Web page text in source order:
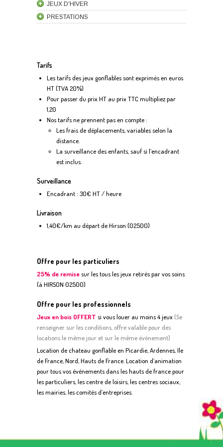
JEUX D'HIVER
PRESTATIONS
Tarifs
Les tarifs des jeux gonflables sont exprimés en euros
HT (TVA 20%)
Pour passer du prix HT au prix TTC multipliez par
1,20
Nos tarifs ne prennent pas en compte :
Les frais de déplacements, variables selon la
distance.
La surveillance des enfants, sauf si l’encadrant
est inclus.
Surveillance
Encadrant : 30€ HT / heure
Livraison
1,40€/km au départ de Hirson (02500)
Offre pour les particuliers
25% de remise sur les tous les jeux retirés par vos soins
(à HIRSON 02500)
Offre pour les professionnels
Jeux en bois OFFERT si vous louer au moins 4 jeux (Se
renseigner sur les conditions, offre valable pour des
locations le même jour et sur le même événement)
Location de chateau gonflable en Picardie, Ardennes, Ile
de France, Nord, Hauts de France. Location d’animation
pour tous vos événements dans les hauts de france pour
les particuliers, les centre de loisirs, les centres sociaux,
les mairies, les comités d’entreprises.